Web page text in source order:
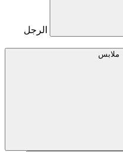
الرجل
ملابس